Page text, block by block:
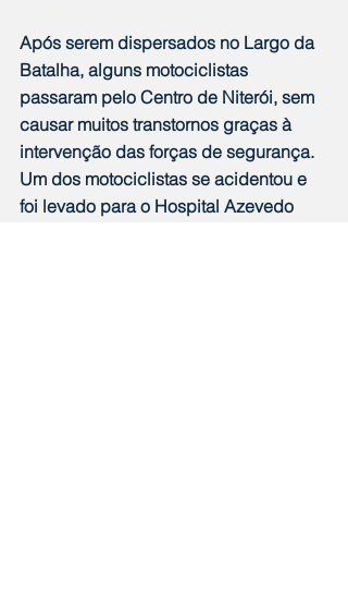
Após serem dispersados no Largo da
Batalha, alguns motociclistas
passaram pelo Centro de Niterói, sem
causar muitos transtornos graças à
intervenção das forças de segurança.
Um dos motociclistas se acidentou e
foi levado para o Hospital Azevedo